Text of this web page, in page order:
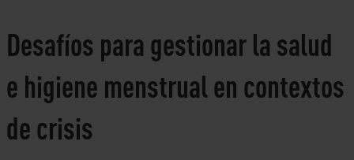
Desafíos para gestionar la salud
e higiene menstrual en contextos
de crisis